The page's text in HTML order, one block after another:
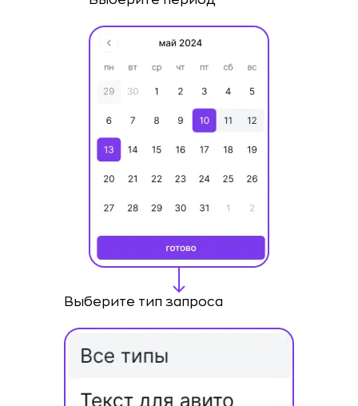
Выберите тип запроса